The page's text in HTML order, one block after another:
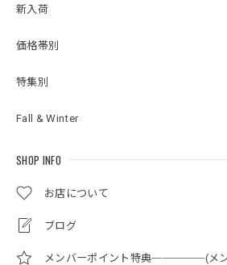
新入荷
価格帯別
特集別
Fall & Winter
SHOP INFO
お店について
ブログ
メンバーポイント特典─────(メ